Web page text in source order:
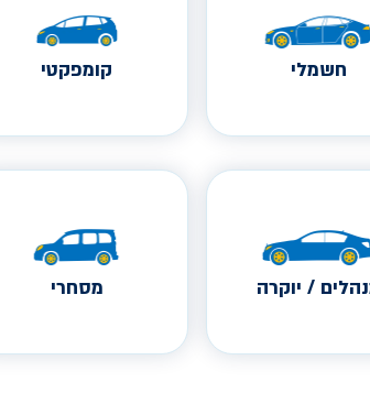
חשמלי קומפקטי
/ יוקרה מסחרי